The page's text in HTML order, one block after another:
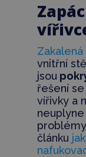
vnitřní
jsou
řešení
vířivky a
neuplyne
článku